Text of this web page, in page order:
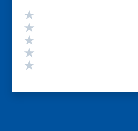
Valutazione